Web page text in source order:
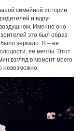
семейной истории.
и вдруг
Именно оно
это был образ
зеркало. Я – ее
ее мечты. Этот
взгляд в момент моего
невозможно.